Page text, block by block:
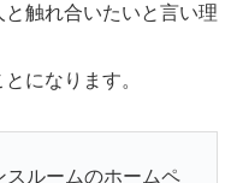
触れ合いたいと言い理
になります。
ルームのホームペ